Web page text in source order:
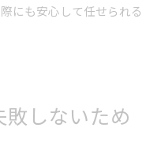
にも安心して任せられる
しないため